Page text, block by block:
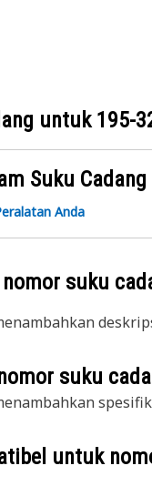
untuk195-
Suku
Anda
suku
suku
untuk